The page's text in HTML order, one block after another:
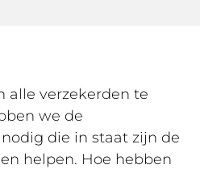
alle verzekerden te
we de
die in staat zijn de
helpen. Hoe hebben